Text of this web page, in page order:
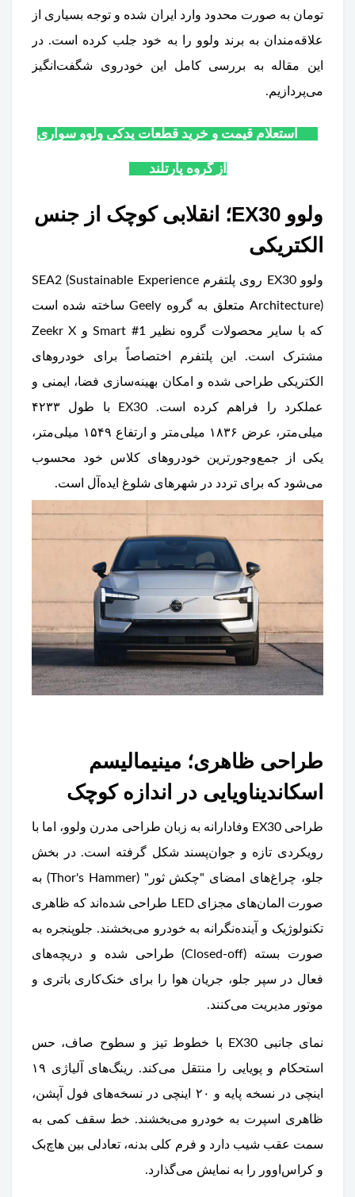
تومان به صورت محدود وارد ایران شده و توجه بسیاری از
علاقه‌مندان به برند ولوو را به خود جلب کرده است. در
این مقاله به بررسی کامل این خودروی شگفت‌انگیز
می‌پردازیم.
استعلام قیمت و خرید قطعات یدکی ولوو سواری
از گروه پارتلند
ولوو EX30؛ انقلابی کوچک از جنس
الکتریکی
ولوو EX30 روی پلتفرم SEA2 (Sustainable Experience
Architecture) متعلق به گروه Geely ساخته شده است
که با سایر محصولات گروه نظیر Smart #1 و Zeekr X
مشترک است. این پلتفرم اختصاصاً برای خودروهای
الکتریکی طراحی شده و امکان بهینه‌سازی فضا، ایمنی و
عملکرد را فراهم کرده است. EX30 با طول ۴۲۳۳
میلی‌متر، عرض ۱۸۳۶ میلی‌متر و ارتفاع ۱۵۴۹ میلی‌متر،
یکی از جمع‌وجورترین خودروهای کلاس خود محسوب
می‌شود که برای تردد در شهرهای شلوغ ایده‌آل است.
طراحی ظاهری؛ مینیمالیسم
اسکاندیناویایی در اندازه کوچک
طراحی EX30 وفادارانه به زبان طراحی مدرن ولوو، اما با
رویکردی تازه و جوان‌پسند شکل گرفته است. در بخش
جلو، چراغ‌های امضای "چکش ثور" (Thor's Hammer) به
صورت المان‌های مجزای LED طراحی شده‌اند که ظاهری
تکنولوژیک و آینده‌نگرانه به خودرو می‌بخشند. جلوپنجره به
صورت بسته (Closed-off) طراحی شده و دریچه‌های
فعال در سپر جلو، جریان هوا را برای خنک‌کاری باتری و
موتور مدیریت می‌کنند.
نمای جانبی EX30 با خطوط تیز و سطوح صاف، حس
استحکام و پویایی را منتقل می‌کند. رینگ‌های آلیاژی ۱۹
اینچی در نسخه پایه و ۲۰ اینچی در نسخه‌های فول آپشن،
ظاهری اسپرت به خودرو می‌بخشند. خط سقف کمی به
سمت عقب شیب دارد و فرم کلی بدنه، تعادلی بین هاچ‌بک
و کراس‌اوور را به نمایش می‌گذارد.